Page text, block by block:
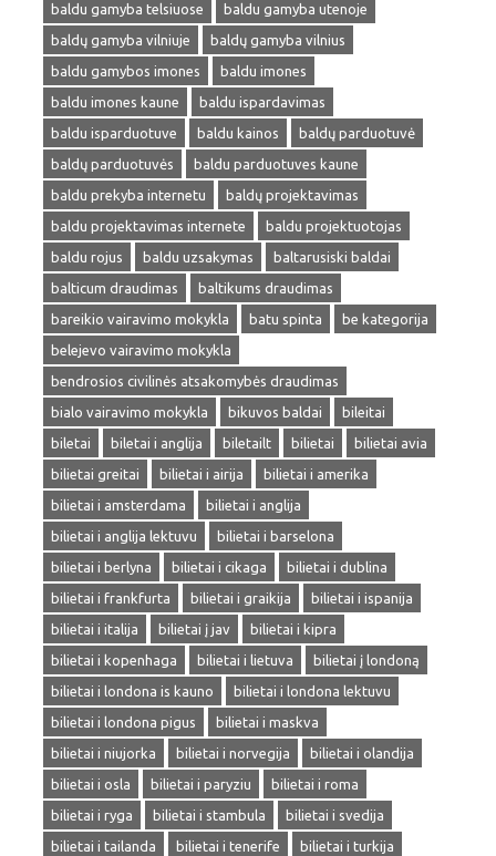
baldu gamyba telsiuose
baldu gamyba utenoje
baldų gamyba vilniuje
baldų gamyba vilnius
baldu gamybos imones
baldu imones
baldu imones kaune
baldu ispardavimas
baldu isparduotuve
baldu kainos
baldų parduotuvė
baldų parduotuvės
baldu parduotuves kaune
baldu prekyba internetu
baldų projektavimas
baldu projektavimas internete
baldu projektuotojas
baldu rojus
baldu uzsakymas
baltarusiski baldai
balticum draudimas
baltikums draudimas
bareikio vairavimo mokykla
batu spinta
be kategorija
belejevo vairavimo mokykla
bendrosios civilinės atsakomybės draudimas
bialo vairavimo mokykla
bikuvos baldai
bileitai
biletai
biletai i anglija biletailt bilietai
bilietai avia
bilietai greitai
bilietai i airija
bilietai i amerika
bilietai i amsterdama
bilietai i anglija
bilietai i anglija lektuvu
bilietai i barselona
bilietai i berlyna
bilietai i cikaga
bilietai i dublina
bilietai i frankfurta
bilietai i graikija
bilietai i ispanija
bilietai i italija
bilietai į jav
bilietai i kipra
bilietai i kopenhaga
bilietai i lietuva
bilietai į londoną
bilietai i londona is kauno
bilietai i londona lektuvu
bilietai i londona pigus
bilietai i maskva
bilietai i niujorka
bilietai i norvegija
bilietai i olandija
bilietai i osla
bilietai i paryziu
bilietai i roma
bilietai i ryga
bilietai i stambula
bilietai i svedija
bilietai i tailanda
bilietai i tenerife
bilietai i turkija